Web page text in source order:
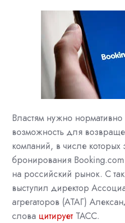
Властям нужно нормативно
возможность для
компаний, в числе
бронирования
на российский рынок. С
выступил директор
агрегаторов (АТАГ)
слова цитирует ТАСС.